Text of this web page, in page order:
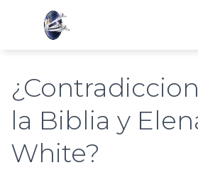
la Biblia y
White?